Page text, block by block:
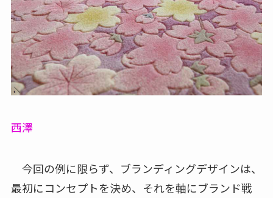
西澤
今回の例に限らず、ブランディングデザインは、
最初にコンセプトを決め、それを軸にブランド戦